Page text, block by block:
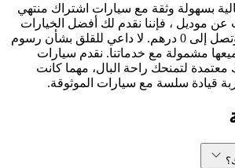
بسهولة وثقة مع سيارات اشتراك منتهي
عن موديل ، فإننا نقدم لك أفضل الخيارات
بأسعار تبدأ من درهم وتصل إلى 0 درهم. لا داعي للقلق بشأن رسوم
مشمولة مع خدماتنا. نقدم سيارات
معتمدة لتمنحك راحة البال، مهما كانت
قيادة سلسة مع سيارات الموثوقة.